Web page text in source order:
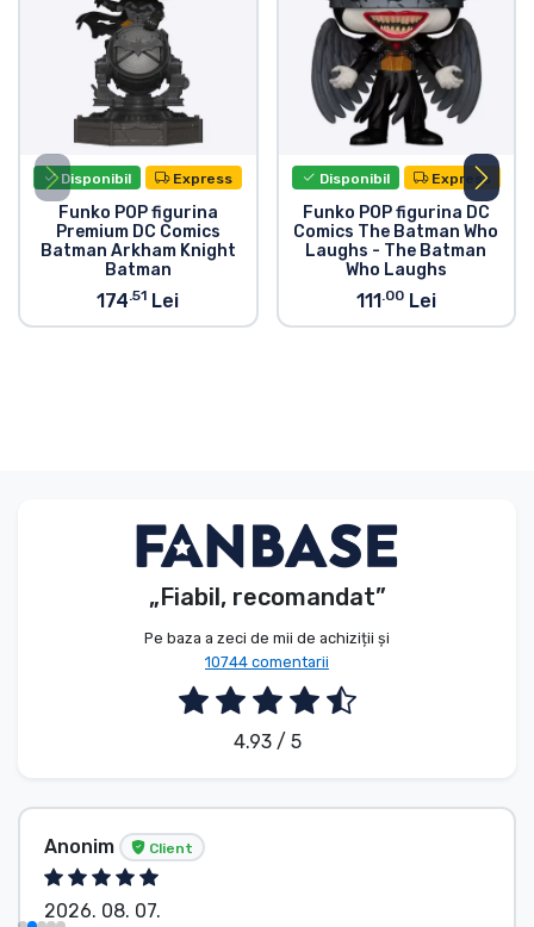
Disponibil Express
Funko POP figurina
Premium DC Comics
Batman Arkham Knight
Batman
174.51 Lei
Disponibil Express
Funko POP figurina DC
Comics The Batman Who
Laughs - The Batman
Who Laughs
111.00Lei
„Fiabil, recomandat”
Pe baza a zeci de mii de achiziții și
10744 comentarii
4.93 / 5
Anonim Client
2026. 08. 07.